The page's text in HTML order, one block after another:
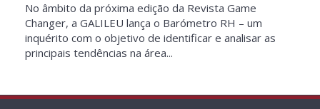
No âmbito da próxima edição da Revista Game
Changer, a GALILEU lança o Barómetro RH – um
inquérito com o objetivo de identificar e analisar as
principais tendências na área...